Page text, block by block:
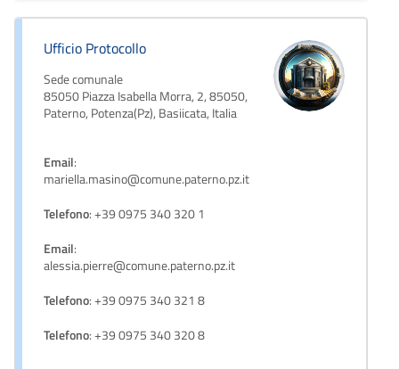
Ufficio Protocollo
Sede comunale
85050 Piazza Isabella Morra, 2, 85050,
Paterno, Potenza(Pz), Basiicata, Italia
Email:
mariella.masino@comune.paterno.pz.it
Telefono: +39 0975 340 320 1
Email:
alessia.pierre@comune.paterno.pz.it
Telefono: +39 0975 340 321 8
Telefono: +39 0975 340 320 8